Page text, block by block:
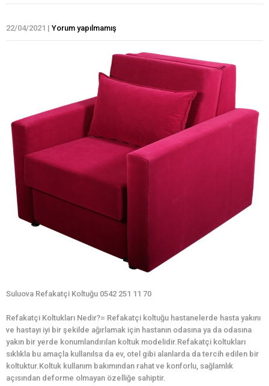
22/04/2021 | Yorum yapılmamış
Suluova Refakatçi Koltuğu 0542 251 11 70
Refakatçi Koltukları Nedir?= Refakatçi koltuğu hastanelerde hasta yakını
ve hastayı iyi bir şekilde ağırlamak için hastanın odasına ya da odasına
yakın bir yerde konumlandırılan koltuk modelidir.Refakatçi koltukları
sıklıkla bu amaçla kullanılsa da ev, otel gibi alanlarda da tercih edilen bir
koltuktur.Koltuk kullanım bakımından rahat ve konforlu, sağlamlık
açısından deforme olmayan özelliğe sahiptir.